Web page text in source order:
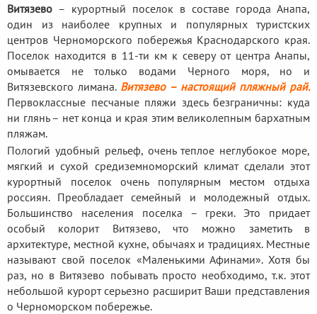
Витязево – курортный поселок в составе города Анапа,
один из наиболее крупных и популярных туристских
центров Черноморского побережья Краснодарского края.
Поселок находится в 11-ти км к северу от центра Анапы,
омывается не только водами Черного моря, но и
Витязевского лимана. Витязево – настоящий пляжный рай.
Первоклассные песчаные пляжи здесь безграничны: куда
ни глянь – нет конца и края этим великолепным бархатным
пляжам.
Пологий удобный рельеф, очень теплое неглубокое море,
мягкий и сухой средиземноморский климат сделали этот
курортный поселок очень популярным местом отдыха
россиян. Преобладает семейный и молодежный отдых.
Большинство населения поселка – греки. Это придает
особый колорит Витязево, что можно заметить в
архитектуре, местной кухне, обычаях и традициях. Местные
называют свой поселок «Маленькими Афинами». Хотя бы
раз, но в Витязево побывать просто необходимо, т.к. этот
небольшой курорт серьезно расширит Ваши представления
о Черноморском побережье.